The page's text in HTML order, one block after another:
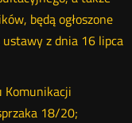
będą ogłoszone
z dnia 16 lipca
Komunikacji
18/20;